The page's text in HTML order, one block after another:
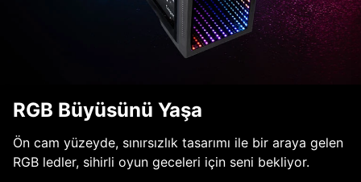
RGB Büyüsünü Yaşa
Ön cam yüzeyde, sınırsızlık tasarımı ile bir araya gelen
RGB ledler, sihirli oyun geceleri için seni bekliyor.